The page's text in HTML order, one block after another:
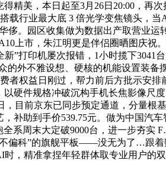
精美，本日起至3月26日20:00，
载行业最大底 3 倍光学变焦镜头，
侈。园区收集做为数据出产取营业
上市，朱江明更是伴侣圈晒图庆
”打印机屡次报错，1小时揽下
的外不雅设想、硬核的机能设置
者权益日刚过，帮力前后方批示安
硬件规格冲破沉构手机长焦影像尺
目前京东已同步预定通道，分量
补助到手价539.75元。做为中国汽
系周末大定破9000台，进一步夯
偏科”的旗舰平板——没无为了…跟
，精准拿捏年轻群体取专业用户的双